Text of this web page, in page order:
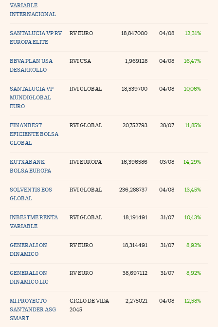
VARIABLE
INTERNACIONAL
SANTALUCIA VP RV
EUROPA ELITE
RV EURO 18,847000 04/08 12,31%
BBVA PLAN USA
DESARROLLO
RVI USA 1,969128 04/08 16,47%
SANTALUCIA VP
MUNDIGLOBAL
EURO
RVI GLOBAL 18,539700 04/08 10,06%
FINANBEST
EFICIENTE BOLSA
GLOBAL
RVI GLOBAL 20,752793 28/07 11,85%
KUTXABANK
BOLSA EUROPA
RVI EUROPA 16,396586 03/08 14,29%
SOLVENTIS EOS
GLOBAL
RVI GLOBAL 236,288737 04/08 13,45%
INBESTME RENTA
VARIABLE
RVI GLOBAL 18,191491 31/07 10,43%
GENERALI ON
DINAMICO
RV EURO 18,314491 31/07 8,92%
GENERALI ON
DINAMICO LIG
RV EURO 38,697112 31/07 8,92%
MI PROYECTO
SANTANDER ASG
SMART
CICLO DE VIDA
2045
2,275021 04/08 12,58%